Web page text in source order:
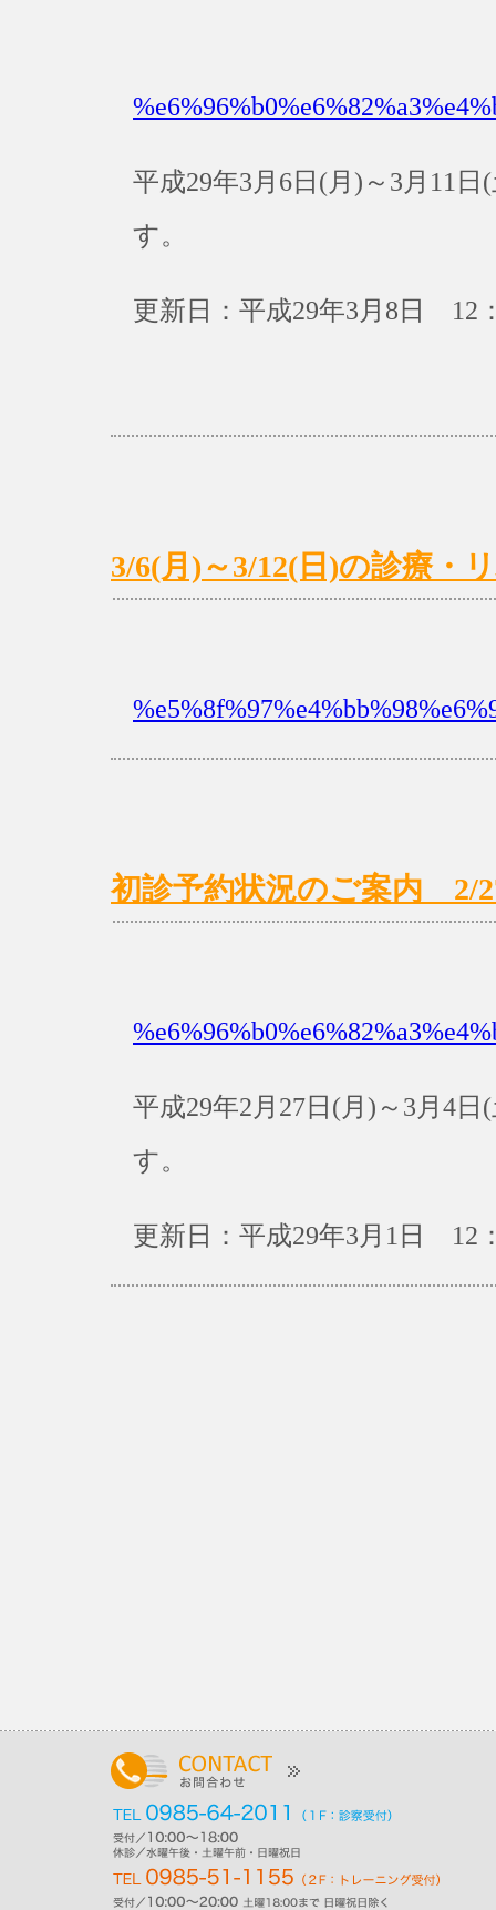
平成29年3月6日(月)～3月11
す。
更新日：平成29年3月8日 12
3/6(月)～3/12(日)の診療・
初診予約状況のご案内 2/
平成29年2月27日(月)～3月4
す。
更新日：平成29年3月1日 12